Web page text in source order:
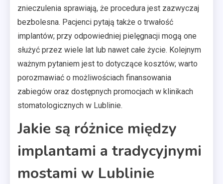
znieczulenia sprawiają, że procedura jest zazwyczaj
bezbolesna. Pacjenci pytają także o trwałość
implantów; przy odpowiedniej pielęgnacji mogą one
służyć przez wiele lat lub nawet całe życie. Kolejnym
ważnym pytaniem jest to dotyczące kosztów; warto
porozmawiać o możliwościach finansowania
zabiegów oraz dostępnych promocjach w klinikach
stomatologicznych w Lublinie.
Jakie są różnice między
implantami a tradycyjnymi
mostami w Lublinie